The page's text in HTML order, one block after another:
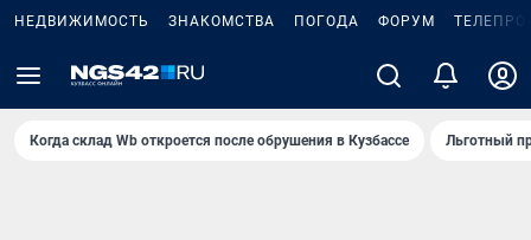
НЕДВИЖИМОСТЬ ЗНАКОМСТВА ПОГОДА ФОРУМ
Когда склад Wb откроется после обрушения в Кузбассе Льготный